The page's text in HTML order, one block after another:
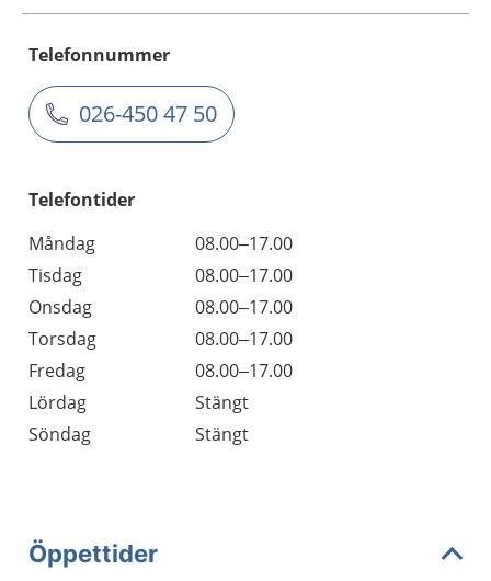
Telefonnummer
026-450 47 50
Telefontider
Måndag
08.00–17.00
Tisdag
08.00–17.00
Onsdag
08.00–17.00
Torsdag
08.00–17.00
Fredag
08.00–17.00
Lördag
Stängt
Söndag
Stängt
Öppettider